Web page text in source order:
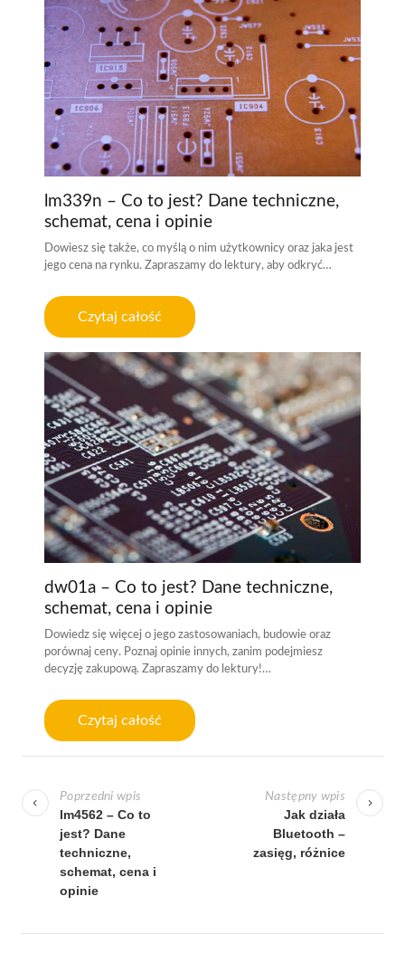
lm339n – Co to jest? Dane techniczne,
schemat, cena i opinie
Dowiesz się także, co myślą o nim użytkownicy oraz jaka jest
jego cena na rynku. Zapraszamy do lektury, aby odkryć…
Czytaj całość
dw01a – Co to jest? Dane techniczne,
schemat, cena i opinie
Dowiedz się więcej o jego zastosowaniach, budowie oraz
porównaj ceny. Poznaj opinie innych, zanim podejmiesz
decyzję zakupową. Zapraszamy do lektury!…
Czytaj całość
a
w
Poprzedni wpis
lm4562 – Co to
jest? Dane
techniczne,
schemat, cena i
opinie
Następny wpis
Jak działa
Bluetooth –
zasięg, różnice